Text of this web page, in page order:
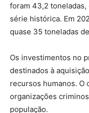
foram 43,2
série histórica. Em
quase 35 toneladas
Os investimentos no
destinados à
recursos humanos.
organizações
população.